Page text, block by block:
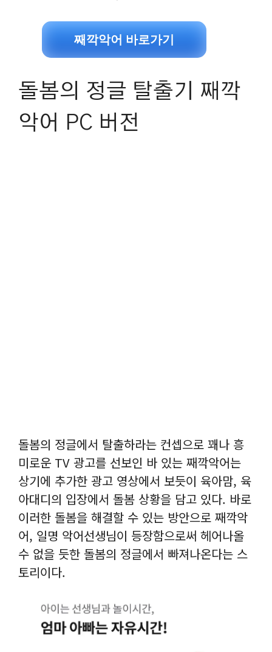
째깍악어 바로가기
돌봄의 정글 탈출기 째깍
악어 PC 버전
돌봄의 정글에서 탈출하라는 컨셉으로 꽤나 흥
미로운 TV 광고를 선보인 바 있는 째깍악어는
상기에 추가한 광고 영상에서 보듯이 육아맘, 육
아대디의 입장에서 돌봄 상황을 담고 있다. 바로
이러한 돌봄을 해결할 수 있는 방안으로 째깍악
어, 일명 악어선생님이 등장함으로써 헤어나올
수 없을 듯한 돌봄의 정글에서 빠져나온다는 스
토리이다.